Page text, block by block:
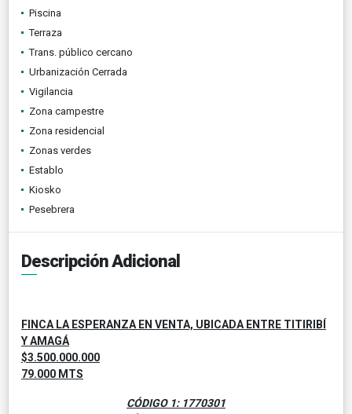
Piscina
Terraza
Trans. público cercano
Urbanización Cerrada
Vigilancia
Zona campestre
Zona residencial
Zonas verdes
Establo
Kiosko
Pesebrera
Descripción Adicional
FINCA LA ESPERANZA EN VENTA, UBICADA ENTRE TITIRIBÍ
Y AMAGÁ
$3.500.000.000
79.000 MTS
CÓDIGO 1: 1770301